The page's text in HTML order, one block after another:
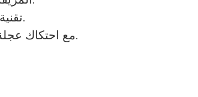
2. تقنية الصورة الملونة، مع 4 أزواج من مستشعر الألوان، يصبح التمييز بين ألوان الأوراق النقدية أكثر وضوحًا.
3. مع احتكاك عجلة الصوف الثابتة، لتجنب التداخل الكهرومغناطيسي، وهو ما يمثل قوتنا في التحليل المغناطيسي للعملة.